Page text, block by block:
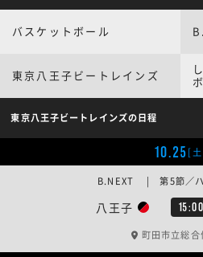
バスケットボール
東京八王子ビートレインズ
東京八王子ビートレインズの日程
10.25[
八王子 15:00
B.NEXT | 第5節／ハ
町田市立総合